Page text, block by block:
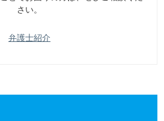
さい。
弁護士紹介